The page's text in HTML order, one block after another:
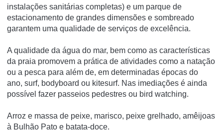
instalações sanitárias completas) e um parque de
estacionamento de grandes dimensões e sombreado
garantem uma qualidade de serviços de excelência.
A qualidade da água do mar, bem como as características
da praia promovem a prática de atividades como a natação
ou a pesca para além de, em determinadas épocas do
ano, surf, bodyboard ou kitesurf. Nas imediações é ainda
possível fazer passeios pedestres ou bird watching.
Arroz e massa de peixe, marisco, peixe grelhado, amêijoas
à Bulhão Pato e batata-doce.